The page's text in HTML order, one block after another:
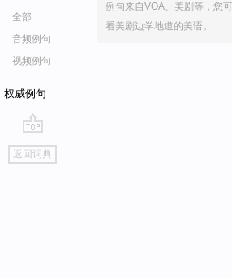
全部
音频例句
视频例句
权威例句
go
top
返回词典
例句来自VOA、美剧等，您
看美剧边学地道的美语。